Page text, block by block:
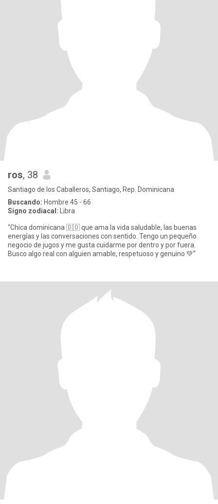
ros, 38
Santiago de los Caballeros, Santiago, Rep. Dominicana
Buscando: Hombre 45 - 66
Signo zodiacal: Libra
“Chica dominicana 🇩🇴 que ama la vida saludable, las buenas
energías y las conversaciones con sentido. Tengo un pequeño
negocio de jugos y me gusta cuidarme por dentro y por fuera.
Busco algo real con alguien amable, respetuoso y genuino 💚”